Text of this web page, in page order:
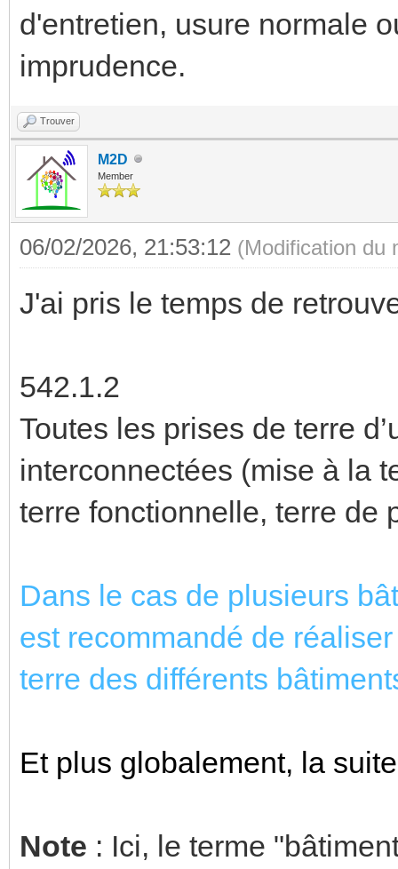
d'entretien, usure normale
imprudence.
Trouver
M2D
Member
06/02/2026, 21:53:12 (Modification du
J'ai pris le temps de
542.1.2
Toutes les prises de terre
interconnectées (mise à la
terre fonctionnelle, terre de
Dans le cas de plusieurs
est recommandé de
terre des différents
Et plus globalement, la
Note : Ici, le terme